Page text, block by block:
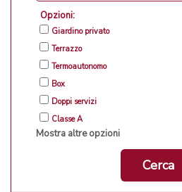
Opzioni:
Giardino privato
Terrazzo
Termoautonomo
Box
Doppi servizi
Classe A
Mostra altre opzioni
Cerca